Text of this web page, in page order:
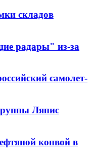
складов
радары" из-за
самолет-
Ляпис
конвой в